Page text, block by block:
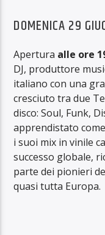
DOMENICA 29
Apertura alle ore
DJ, produttore
italiano con una
cresciuto tra due
disco: Soul, Funk,
apprendistato
i suoi mix in vinile
successo globale,
parte dei pionieri
quasi tutta Europa.